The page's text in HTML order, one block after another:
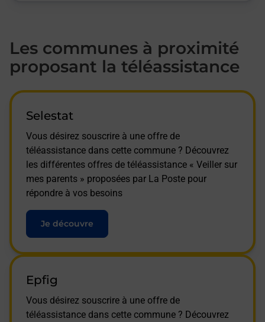
Les communes à proximité
proposant la téléassistance
Selestat
Vous désirez souscrire à une offre de
téléassistance dans cette commune ? Découvrez
les différentes offres de téléassistance « Veiller sur
mes parents » proposées par La Poste pour
répondre à vos besoins
Je découvre
Epfig
Vous désirez souscrire à une offre de
téléassistance dans cette commune ? Découvrez